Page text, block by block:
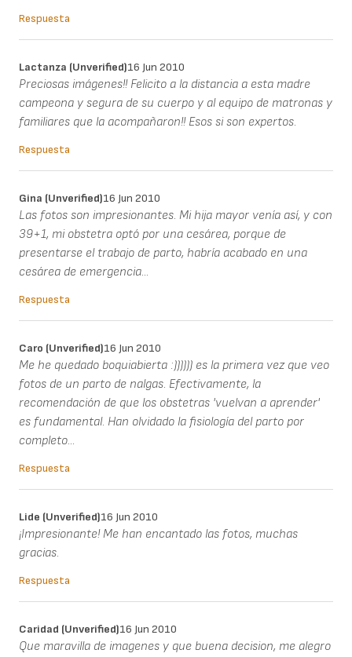
Respuesta
Lactanza (unverified)16 Jun 2010
Preciosas imágenes!! Felicito a la distancia a esta madre
campeona y segura de su cuerpo y al equipo de matronas y
familiares que la acompañaron!! Esos si son expertos.
Respuesta
Gina (unverified)16 Jun 2010
Las fotos son impresionantes. Mi hija mayor venía así, y con
39+1, mi obstetra optó por una cesárea, porque de
presentarse el trabajo de parto, habría acabado en una
cesárea de emergencia...
Respuesta
Caro (unverified)16 Jun 2010
Me he quedado boquiabierta :)))))) es la primera vez que veo
fotos de un parto de nalgas. Efectivamente, la
recomendación de que los obstetras 'vuelvan a aprender'
es fundamental. Han olvidado la fisiología del parto por
completo...
Respuesta
Lide (unverified)16 Jun 2010
¡Impresionante! Me han encantado las fotos, muchas
gracias.
Respuesta
Caridad (unverified)16 Jun 2010
Que maravilla de imagenes y que buena decision, me alegro